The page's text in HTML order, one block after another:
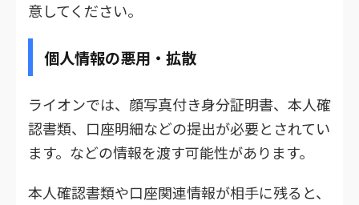
意してください。
個人情報の悪用・拡散
ライオンでは、顔写真付き身分証明書、本人確
認書類、口座明細などの提出が必要とされてい
ます。などの情報を渡す可能性があります。
本人確認書類や口座関連情報が相手に残ると、